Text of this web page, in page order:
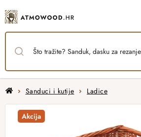
to
content
HomeSanduci i kutije Ladice
Akcija